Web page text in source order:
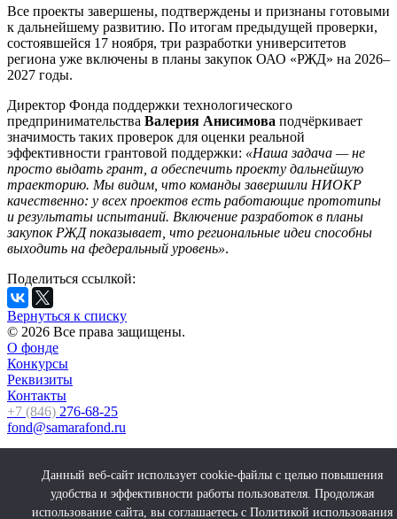
Данный веб-сайт использует cookie-файлы с целью повышения
удобства и эффективности работы пользователя. Продолжая
использование сайта, вы соглашаетесь с Политикой использования
Все проекты завершены, подтверждены и признаны готовыми
к дальнейшему развитию. По итогам предыдущей проверки,
состоявшейся 17 ноября, три разработки университетов
региона уже включены в планы закупок ОАО «РЖД» на 2026–
2027 годы.
Директор Фонда поддержки технологического
предпринимательства Валерия Анисимова подчёркивает
значимость таких проверок для оценки реальной
эффективности грантовой поддержки: «Наша задача — не
просто выдать грант, а обеспечить проекту дальнейшую
траекторию. Мы видим, что команды завершили НИОКР
качественно: у всех проектов есть работающие прототипы
и результаты испытаний. Включение разработок в планы
закупок РЖД показывает, что региональные идеи способны
выходить на федеральный уровень».
Поделиться ссылкой:
Вернуться к списку
© 2026 Все права защищены.
О фонде
Конкурсы
Реквизиты
Контакты
+7 (846) 276-68-25
fond@samarafond.ru